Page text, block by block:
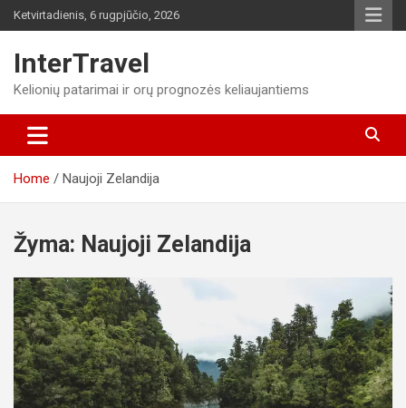
Skip
to
Ketvirtadienis, 6 rugpjūčio, 2026
InterTravel
Kelionių patarimai ir orų prognozės keliaujantiems
Home Naujoji Zelandija
Žyma: Naujoji Zelandija